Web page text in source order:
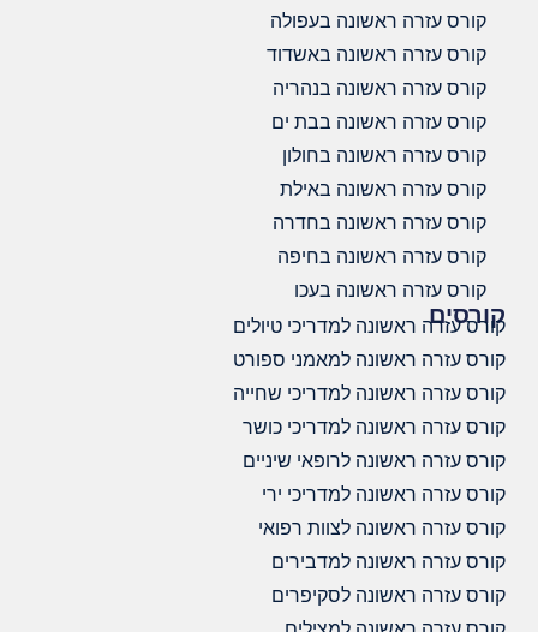
קורס עזרה ראשונה בעפולה
קורס עזרה ראשונה באשדוד
קורס עזרה ראשונה בנהריה
קורס עזרה ראשונה בבת ים
קורס עזרה ראשונה בחולון
קורס עזרה ראשונה באילת
קורס עזרה ראשונה בחדרה
קורס עזרה ראשונה בחיפה
קורס עזרה ראשונה בעכו
קורסים
קורס עזרה ראשונה למדריכי טיולים
קורס עזרה ראשונה למאמני ספורט
קורס עזרה ראשונה למדריכי שחייה
קורס עזרה ראשונה למדריכי כושר
קורס עזרה ראשונה לרופאי שיניים
קורס עזרה ראשונה למדריכי ירי
קורס עזרה ראשונה לצוות רפואי
קורס עזרה ראשונה למדבירים
קורס עזרה ראשונה לסקיפרים